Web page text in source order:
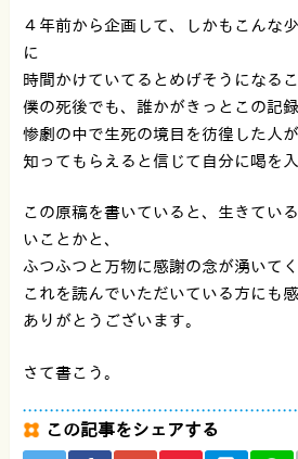
４年前から企画して、しかもこんな
に
時間かけていてるとめげそうになる
僕の死後でも、誰かがきっとこの記録
惨劇の中で生死の境目を彷徨した人
知ってもらえると信じて自分に喝を入
この原稿を書いていると、生きてい
いことかと、
ふつふつと万物に感謝の念が湧いてく
これを読んでいただいている方にも感
ありがとうございます。
さて書こう。
この記事をシェアする